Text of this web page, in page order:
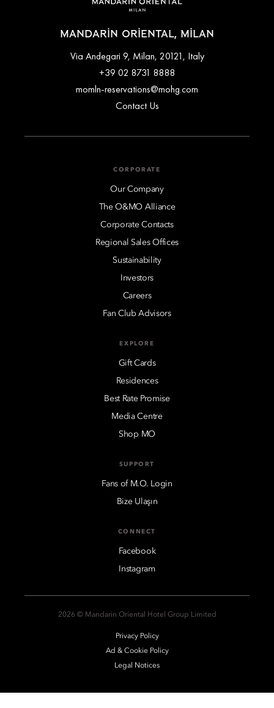
MANDARIN ORIENTAL, MILAN
Via Andegari 9, Milan, 20121, Italy
+39 02 8731 8888
momln-reservations@mohg.com
Contact Us
CORPORATE
Our Company
The O&MO Alliance
Corporate Contacts
Regional Sales Offices
Sustainability
Investors
Careers
Fan Club Advisors
EXPLORE
Gift Cards
Residences
Best Rate Promise
Media Centre
Shop MO
SUPPORT
Fans of M.O. Login
Bize Ulaşın
CONNECT
Facebook
Instagram
2026 © Mandarin Oriental Hotel Group Limited
Privacy Policy
Ad & Cookie Policy
Legal Notices